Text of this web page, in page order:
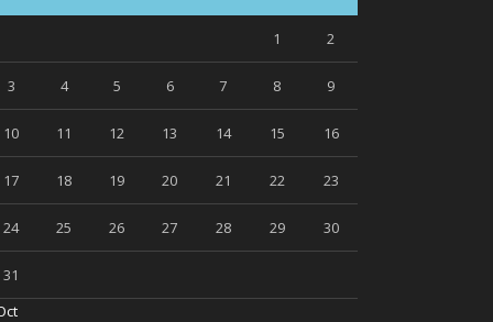
1 2
3 4 5 6 7 8 9
10 11 12 13 14 15 16
17 18 19 20 21 22 23
24 25 26 27 28 29 30
31